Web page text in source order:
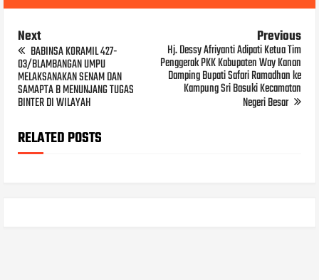
Next
BABINSA KORAMIL 427-
03/BLAMBANGAN UMPU
MELAKSANAKAN SENAM DAN
SAMAPTA B MENUNJANG TUGAS
BINTER DI WILAYAH
Previous
Hj. Dessy Afriyanti Adipati Ketua Tim
Penggerak PKK Kabupaten Way Kanan
Damping Bupati Safari Ramadhan ke
Kampung Sri Basuki Kecamatan
Negeri Besar
RELATED POSTS